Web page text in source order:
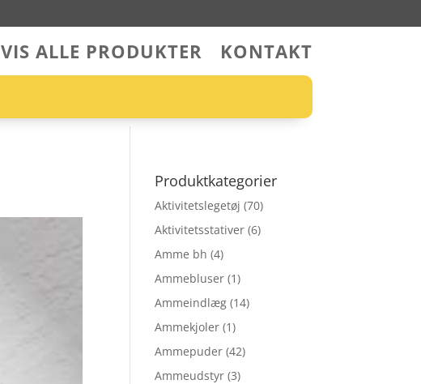
VIS ALLE PRODUKTER KONTAKT
Produktkategorier
Aktivitetslegetøj (70)
Aktivitetsstativer (6)
Amme bh (4)
Ammebluser (1)
Ammeindlæg (14)
Ammekjoler (1)
Ammepuder (42)
Ammeudstyr (3)